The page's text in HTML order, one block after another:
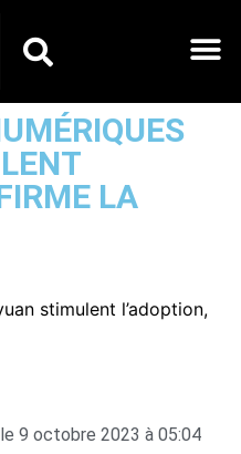
LA
stimulent l’adoption,
9 octobre 2023 à 05:04